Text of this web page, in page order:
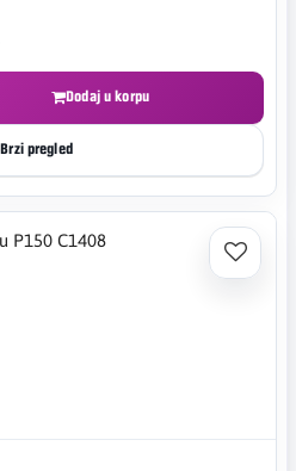
Dodaj u korpu
Brzi pregled